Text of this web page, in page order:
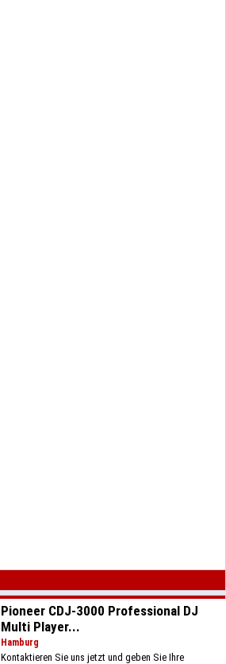
Pioneer CDJ-3000 Professional DJ
Multi Player...
Hamburg
Kontaktieren Sie uns jetzt und geben Sie Ihre